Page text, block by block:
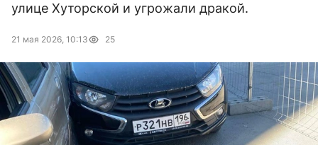
улице Хуторской и угрожали дракой.
21 мая 2026, 10:13 25